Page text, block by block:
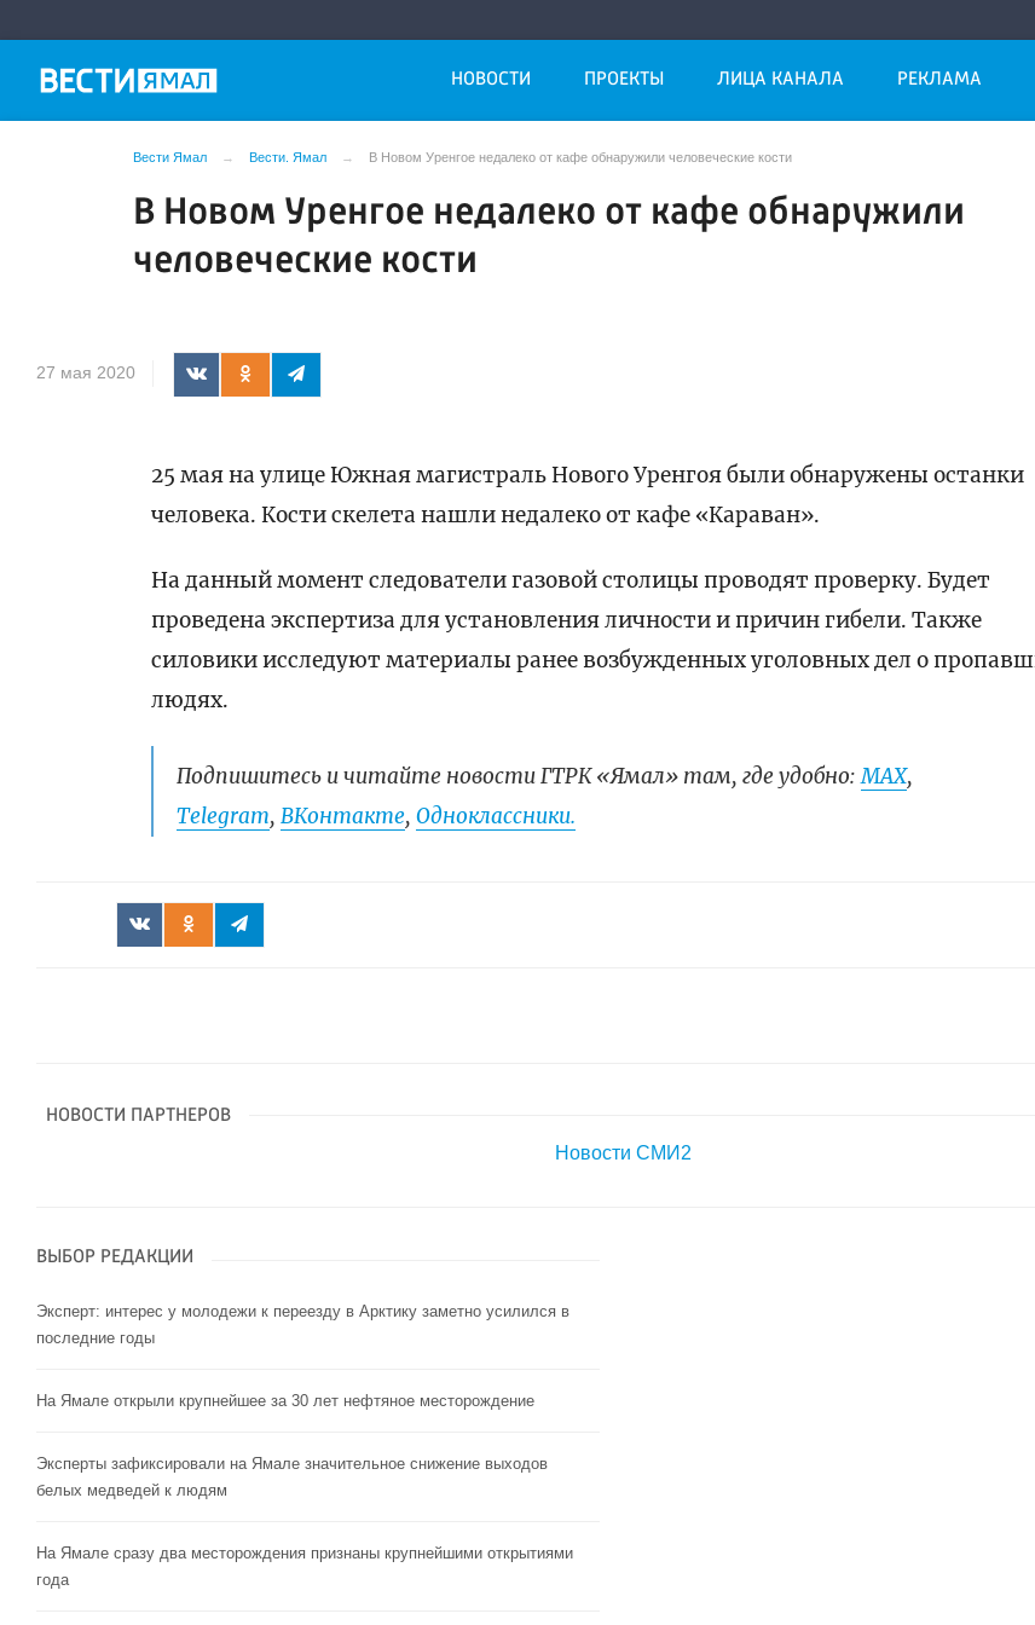
НОВОСТИ ПРОЕКТЫ ЛИЦА КАНАЛА РЕКЛАМА
Вести Ямал Вести. Ямал В Новом Уренгое недалеко от кафе обнаружили человеческие кости
В Новом Уренгое недалеко от кафе обнаружили
человеческие кости
27 мая 2020
25 мая на улице Южная магистраль Нового Уренгоя были обнаружены останки
человека. Кости скелета нашли недалеко от кафе «Караван».
На данный момент следователи газовой столицы проводят проверку. Будет
проведена экспертиза для установления личности и причин гибели. Также
силовики исследуют материалы ранее возбужденных уголовных дел о
людях.
Подпишитесь и читайте новости ГТРК «Ямал» там, где удобно:МАХ,
Telegram,ВКонтакте,Одноклассники.
НОВОСТИ ПАРТНЕРОВ
Новости СМИ2
ВЫБОР РЕДАКЦИИ
Эксперт: интерес у молодежи к переезду в Арктику заметно усилился в
последние годы
На Ямале открыли крупнейшее за 30 лет нефтяное месторождение
Эксперты зафиксировали на Ямале значительное снижение выходов
белых медведей к людям
На Ямале сразу два месторождения признаны крупнейшими открытиями
года